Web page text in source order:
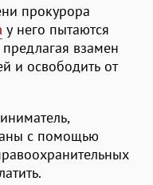
прокурора
у него пытаются
взамен
и освободить от
с помощью